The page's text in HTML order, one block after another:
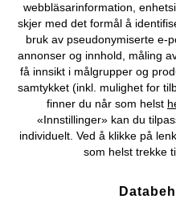
Kjøpsvilkår
Om Oss
©
webbläsarinformation,
skjer med det formål å
bruk av pseudonymiserte e-
annonser og innhold, måling
få innsikt i målgrupper og
samtykket (inkl. mulighet for
finner du når som helst
«Innstillinger» kan du
individuelt. Ved å klikke på
som helst trekke